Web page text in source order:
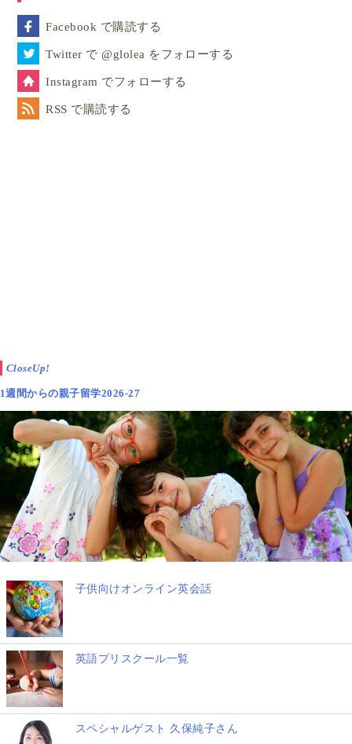
Facebook で購読する
Twitter で @glolea をフォローする
Instagram でフォローする
RSS で購読する
CloseUp!
1週間からの親子留学2026-27
子供向けオンライン英会話
英語プリスクール一覧
スペシャルゲスト 久保純子さん